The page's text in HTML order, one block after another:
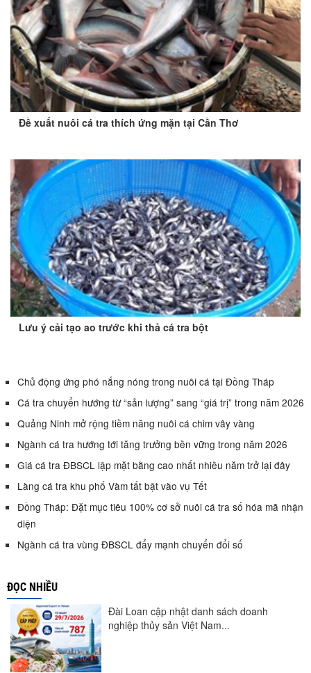
Đề xuất nuôi cá tra thích ứng mặn tại Cần Thơ
Lưu ý cải tạo ao trước khi thả cá tra bột
Chủ động ứng phó nắng nóng trong nuôi cá tại Đồng Tháp
Cá tra chuyển hướng từ “sản lượng” sang “giá trị” trong năm 2026
Quảng Ninh mở rộng tiềm năng nuôi cá chim vây vàng
Ngành cá tra hướng tới tăng trưởng bền vững trong năm 2026
Giá cá tra ĐBSCL lập mặt bằng cao nhất nhiều năm trở lại đây
Làng cá tra khu phố Vàm tất bật vào vụ Tết
Đồng Tháp: Đặt mục tiêu 100% cơ sở nuôi cá tra số hóa mã nhận
diện
Ngành cá tra vùng ĐBSCL đẩy mạnh chuyển đổi số
ĐỌC NHIỀU
Đài Loan cập nhật danh sách doanh
nghiệp thủy sản Việt Nam...